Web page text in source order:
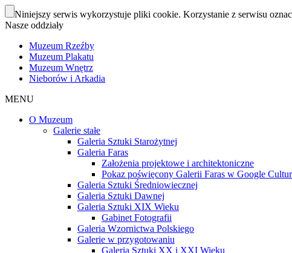
Niniejszy serwis wykorzystuje pliki cookie. Korzystanie z serwisu
Nasze oddziały
Muzeum Rzeźby
Muzeum Plakatu
Muzeum Wnętrz
Nieborów i Arkadia
MENU
O Muzeum
Galerie stałe
Galeria Sztuki Starożytnej
Galeria Faras
Założenia projektowe i architektoniczne
Pokaz poświęcony Galerii Faras w Google
Galeria Sztuki Średniowiecznej
Galeria Sztuki Dawnej
Galeria Sztuki XIX Wieku
Gabinet Fotografii
Galeria Wzornictwa Polskiego
Galerie w przygotowaniu
Galeria Sztuki XX i XXI Wieku